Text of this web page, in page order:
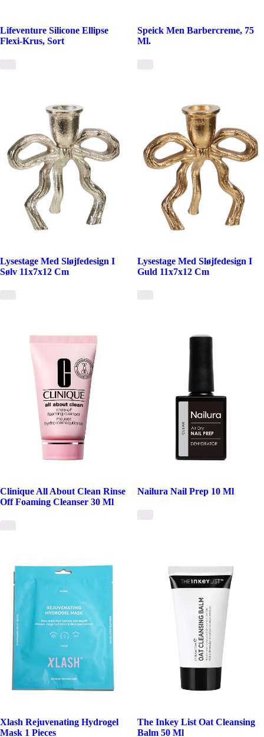
Lifeventure Silicone Ellipse
Flexi-Krus, Sort
Speick Men Barbercreme, 75
Ml.
Lysestage Med Sløjfedesign I
Sølv 11x7x12 Cm
Lysestage Med Sløjfedesign I
Guld 11x7x12 Cm
Clinique All About Clean Rinse
Off Foaming Cleanser 30 Ml
Nailura Nail Prep 10 Ml
Xlash Rejuvenating Hydrogel
Mask 1 Pieces
The Inkey List Oat Cleansing
Balm 50 Ml